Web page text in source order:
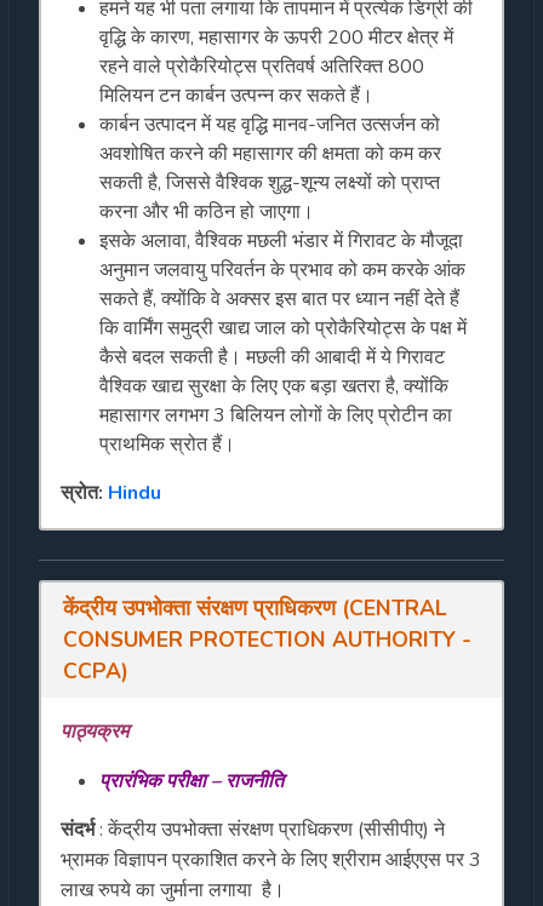
हमने यह भी पता लगाया कि तापमान में प्रत्येक डिग्री की
वृद्धि के कारण, महासागर के ऊपरी 200 मीटर क्षेत्र में
रहने वाले प्रोकैरियोट्स प्रतिवर्ष अतिरिक्त 800
मिलियन टन कार्बन उत्पन्न कर सकते हैं।
कार्बन उत्पादन में यह वृद्धि मानव-जनित उत्सर्जन को
अवशोषित करने की महासागर की क्षमता को कम कर
सकती है, जिससे वैश्विक शुद्ध-शून्य लक्ष्यों को प्राप्त
करना और भी कठिन हो जाएगा।
इसके अलावा, वैश्विक मछली भंडार में गिरावट के मौजूदा
अनुमान जलवायु परिवर्तन के प्रभाव को कम करके आंक
सकते हैं, क्योंकि वे अक्सर इस बात पर ध्यान नहीं देते हैं
कि वार्मिंग समुद्री खाद्य जाल को प्रोकैरियोट्स के पक्ष में
कैसे बदल सकती है। मछली की आबादी में ये गिरावट
वैश्विक खाद्य सुरक्षा के लिए एक बड़ा खतरा है, क्योंकि
महासागर लगभग 3 बिलियन लोगों के लिए प्रोटीन का
प्राथमिक स्रोत हैं।
स्रोत: Hindu
केंद्रीय उपभोक्ता संरक्षण प्राधिकरण(CENTRAL
CONSUMER PROTECTION AUTHORITY -
CCPA)
पाठ्यक्रम
प्रारंभिक परीक्षा – राजनीति
संदर्भ: केंद्रीय उपभोक्ता संरक्षण प्राधिकरण (सीसीपीए) ने
भ्रामक विज्ञापन प्रकाशित करने के लिए श्रीराम आईएएस पर 3
लाख रुपये का जुर्माना लगाया है।